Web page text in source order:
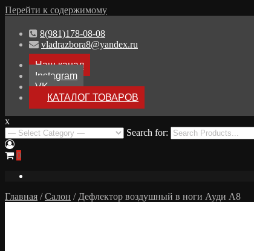
Перейти к содержимому
8(981)178-08-08
vladrazbora8@yandex.ru
Наш канал
Instagram
VK
КАТАЛОГ ТОВАРОВ
Разбор Ауди А8
Разборка Audi A8 D3
x
Search for:
0
Главная /Салон / Дефлектор воздушный в ноги Ауди А8